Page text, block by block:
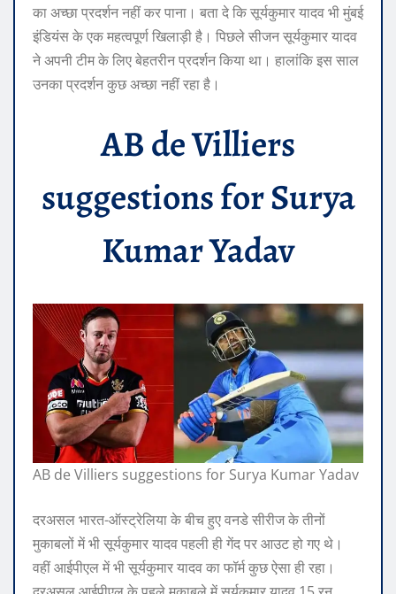
का अच्छा प्रदर्शन नहीं कर पाना। बता दे कि सूर्यकुमार यादव भी मुंबई
इंडियंस के एक महत्वपूर्ण खिलाड़ी है। पिछले सीजन सूर्यकुमार यादव
ने अपनी टीम के लिए बेहतरीन प्रदर्शन किया था। हालांकि इस साल
उनका प्रदर्शन कुछ अच्छा नहीं रहा है।
AB de Villiers
suggestions for Surya
Kumar Yadav
AB de Villiers suggestions for Surya Kumar Yadav
दरअसल भारत-ऑस्ट्रेलिया के बीच हुए वनडे सीरीज के तीनों
मुकाबलों में भी सूर्यकुमार यादव पहली ही गेंद पर आउट हो गए थे।
वहीं आईपीएल में भी सूर्यकुमार यादव का फॉर्म कुछ ऐसा ही रहा।